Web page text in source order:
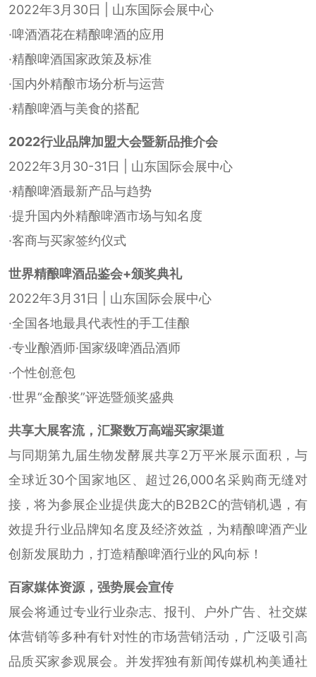
2022年3月30日 | 山东国际会展中心
·啤酒酒花在精酿啤酒的应用
·精酿啤酒国家政策及标准
·国内外精酿市场分析与运营
·精酿啤酒与美食的搭配
2022行业品牌加盟大会暨新品推介会
2022年3月30-31日 | 山东国际会展中心
·精酿啤酒最新产品与趋势
·提升国内外精酿啤酒市场与知名度
·客商与买家签约仪式
世界精酿啤酒品鉴会+颁奖典礼
2022年3月31日 | 山东国际会展中心
·全国各地最具代表性的手工佳酿
·专业酿酒师·国家级啤酒品酒师
·个性创意包
·世界“金酿奖”评选暨颁奖盛典
共享大展客流，汇聚数万高端买家渠道
与同期第九届生物发酵展共享2万平米展示面积，与
全球近30个国家地区、超过26,000名采购商无缝对
接，将为参展企业提供庞大的B2B2C的营销机遇，有
效提升行业品牌知名度及经济效益，为精酿啤酒产业
创新发展助力，打造精酿啤酒行业的风向标！
百家媒体资源，强势展会宣传
展会将通过专业行业杂志、报刊、户外广告、社交媒
体营销等多种有针对性的市场营销活动，广泛吸引高
品质买家参观展会。并发挥独有新闻传媒机构美通社